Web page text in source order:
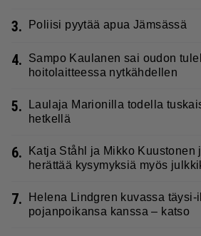
3. Poliisi pyytää apua Jämsässä
4.
Sampo Kaulanen sai oudon
hoitolaitteessa nytkähdellen
5.
Laulaja Marionilla todella
hetkellä
6.
Katja Ståhl ja Mikko Kuustonen
herättää kysymyksiä myös
7.
Helena Lindgren kuvassa täysi-
pojanpoikansa kanssa – katso